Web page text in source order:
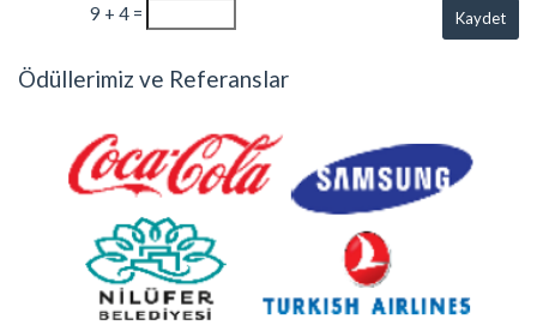
9 + 4 = Kaydet
Ödüllerimiz ve Referanslar